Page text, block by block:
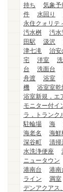
持ち
気象予
件
水回り
永住クォリテ
汚水桝
汚水
田駅
汲沢
津七滝
治安
宅
洋室
台
洗面台
舟渡
浴室
機
浴室室乾
浴室新規，エ
モニター付イ
ラ，トランク
駐輪場
海
海老名
海鮮
深谷町
清掃
水洗浄便座
ニュータウン
港南台
港南
ライン
満室
デンアクアス